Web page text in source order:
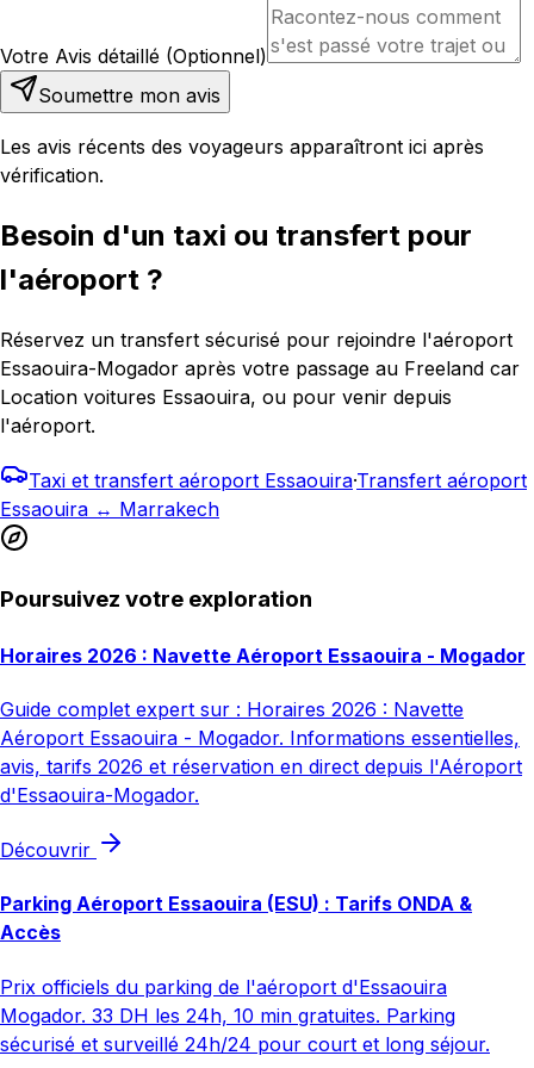
Votre Avis détaillé (Optionnel)
Soumettre mon avis
Les avis récents des voyageurs apparaîtront ici après
vérification.
Besoin d'un taxi ou transfert pour
l'aéroport ?
Réservez un transfert sécurisé pour rejoindre l'aéroport
Essaouira-Mogador après votre passage au Freeland car
Location voitures Essaouira, ou pour venir depuis
l'aéroport.
Taxi et transfert aéroport Essaouira·Transfert aéroport
Essaouira ↔ Marrakech
Poursuivez votre exploration
Horaires 2026 : Navette Aéroport Essaouira - Mogador
Guide complet expert sur : Horaires 2026 : Navette
Aéroport Essaouira - Mogador. Informations essentielles,
avis, tarifs 2026 et réservation en direct depuis l'Aéroport
d'Essaouira-Mogador.
Découvrir
Parking Aéroport Essaouira (ESU) : Tarifs ONDA &
Accès
Prix officiels du parking de l'aéroport d'Essaouira
Mogador. 33 DH les 24h, 10 min gratuites. Parking
sécurisé et surveillé 24h/24 pour court et long séjour.